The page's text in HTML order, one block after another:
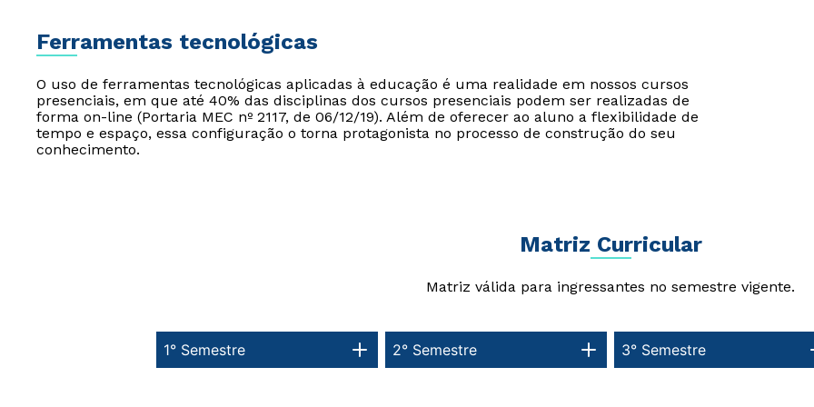
Ferramentas tecnológicas
O uso de ferramentas tecnológicas aplicadas à educação é uma realidade em nossos cursos
presenciais, em que até 40% das disciplinas dos cursos presenciais podem ser realizadas de
forma on-line (Portaria MEC nº 2117, de 06/12/19). Além de oferecer ao aluno a flexibilidade de
tempo e espaço, essa configuração o torna protagonista no processo de construção do seu
conhecimento.
Matriz Curricular
Matriz válida para ingressantes no semestre vigente.
1° Semestre 3° Semestre
2° Semestre
Estou de acordo com a Política de Privacidade.
autorizo que meus dados sejam utilizados para o
envio de conteúdos da Unicid.
Estou de acordo com a Política de Privacidade.
autorizo que meus dados sejam utilizados para o
envio de conteúdos da Cruzeiro do Sul.